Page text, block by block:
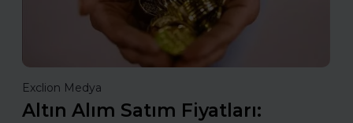
Exclion Medya
Altın Alım Satım Fiyatları: